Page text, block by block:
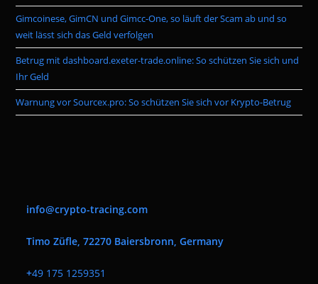
Gimcoinese, GimCN und Gimcc-One, so läuft der Scam ab und so
weit lässt sich das Geld verfolgen
Betrug mit dashboard.exeter-trade.online: So schützen Sie sich und
Ihr Geld
Warnung vor Sourcex.pro: So schützen Sie sich vor Krypto-Betrug
info@crypto-tracing.com
Timo Züfle, 72270 Baiersbronn, Germany
+49 175 1259351